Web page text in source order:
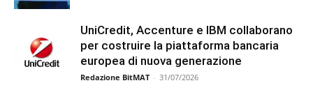
UniCredit, Accenture e IBM collaborano
per costruire la piattaforma bancaria
europea di nuova generazione
Redazione BitMAT - 31/07/2026